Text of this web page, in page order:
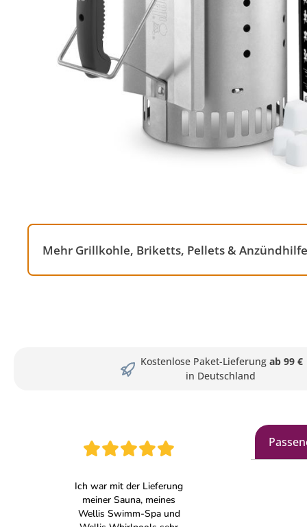
Mehr Grillkohle, Briketts, Pellets &
Kostenlose Paket-Lieferung ab 99 €
in Deutschland